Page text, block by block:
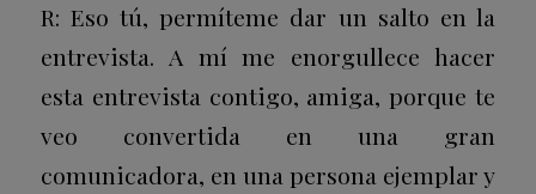
R: Eso tú, permíteme dar un salto en la
entrevista. A mí me enorgullece hacer
esta entrevista contigo, amiga, porque te
veo convertida en una gran
comunicadora, en una persona ejemplar y